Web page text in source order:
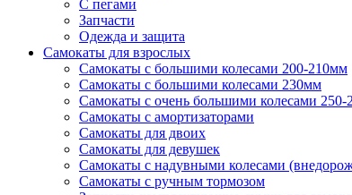
С пегами
Запчасти
Одежда и защита
Самокаты для взрослых
Самокаты с большими колесами 200-210мм
Самокаты с большими колесами 230мм
Самокаты с очень большими колесами 250-
Самокаты с амортизаторами
Самокаты для двоих
Самокаты для девушек
Самокаты с надувными колесами
Самокаты с ручным тормозом